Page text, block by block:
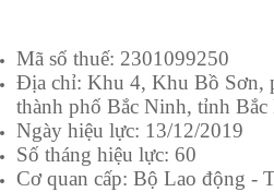
Mã số thuế: 2301099250
Địa chỉ: Khu 4, Khu Bồ Sơn,
thành phố Bắc Ninh, tỉnh Bắc
Ngày hiệu lực: 13/12/2019
Số tháng hiệu lực: 60
Cơ quan cấp: Bộ Lao động -